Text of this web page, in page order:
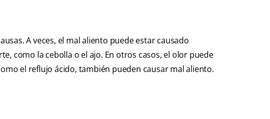
A veces, el mal aliento puede estar causado
como la cebolla o el ajo. En otros casos, el olor puede
el reflujo ácido, también pueden causar mal aliento.